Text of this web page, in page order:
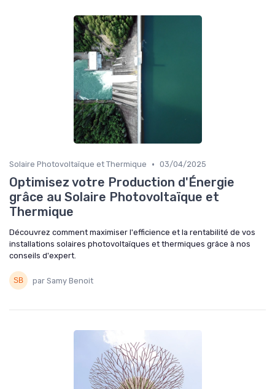
Solaire Photovoltaïque et Thermique • 03/04/2025
Optimisez votre Production d'Énergie
grâce au Solaire Photovoltaïque et
Thermique
Découvrez comment maximiser l'efficience et la rentabilité de vos
installations solaires photovoltaïques et thermiques grâce à nos
conseils d'expert.
par Samy Benoit